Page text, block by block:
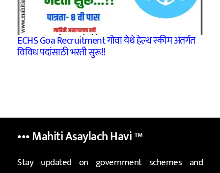
ECHS Goa Recruitment गोवा येथे हेल्थ स्कीम अंतर्गत
विविध पदांसाठी भरती सुरू!!
••• Mahiti Asaylach Havi™
Stay updated on government schemes and